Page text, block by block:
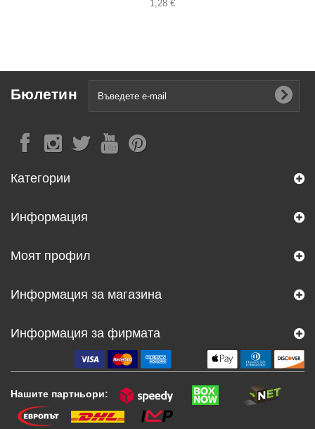
1,28 €
Бюлетин
Категории
Информация
Моят профил
Информация за магазина
Информация за фирмата
Нашите партньори: